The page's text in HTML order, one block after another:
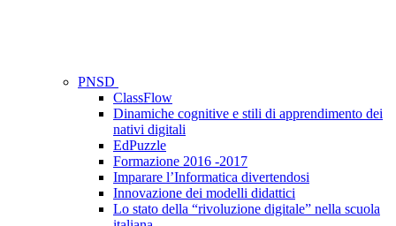
PNSD
ClassFlow
Dinamiche cognitive e stili di apprendimento dei
nativi digitali
EdPuzzle
Formazione 2016 -2017
Imparare l’Informatica divertendosi
Innovazione dei modelli didattici
Lo stato della “rivoluzione digitale” nella scuola